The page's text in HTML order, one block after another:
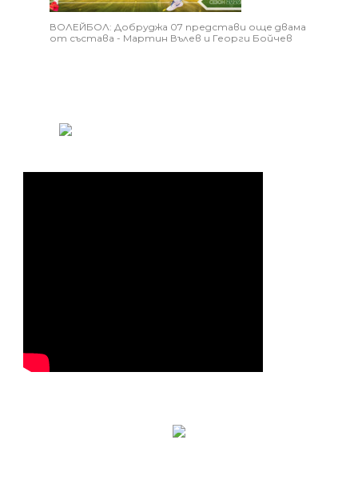
ВОЛЕЙБОЛ: Добруджа 07 представи още двама
от състава - Мартин Вълев и Георги Бойчев